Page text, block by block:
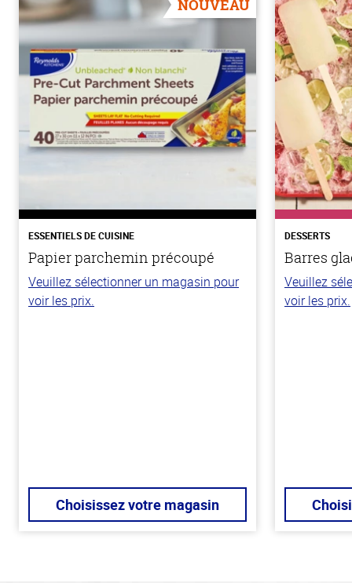
NOUVEAU
ESSENTIELS DE CUISINE
Papier parchemin précoupé
Veuillez sélectionner un magasin pour
voir les prix.
Choisissez votre magasin
DESSERTS
Barres
Veuillez
voir les prix.